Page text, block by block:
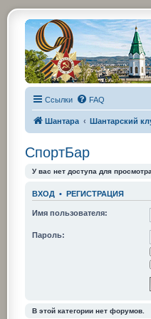
Ссылки FAQ
Шантара Шантарский
СпортБар
У вас нет доступа для
ВХОД • РЕГИСТРАЦИЯ
Имя пользователя:
Пароль:
В этой категории нет форумов.